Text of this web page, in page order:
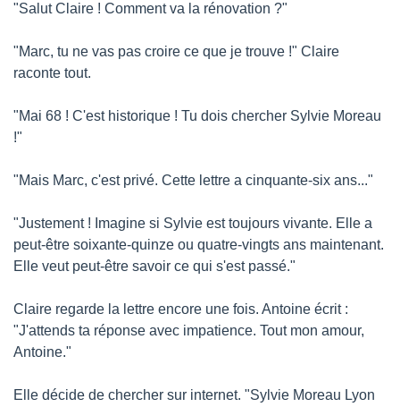
"Salut Claire ! Comment va la rénovation ?"
"Marc, tu ne vas pas croire ce que je trouve !" Claire
raconte tout.
"Mai 68 ! C'est historique ! Tu dois chercher Sylvie Moreau
!"
"Mais Marc, c'est privé. Cette lettre a cinquante-six ans..."
"Justement ! Imagine si Sylvie est toujours vivante. Elle a
peut-être soixante-quinze ou quatre-vingts ans maintenant.
Elle veut peut-être savoir ce qui s'est passé."
Claire regarde la lettre encore une fois. Antoine écrit :
"J'attends ta réponse avec impatience. Tout mon amour,
Antoine."
Elle décide de chercher sur internet. "Sylvie Moreau Lyon